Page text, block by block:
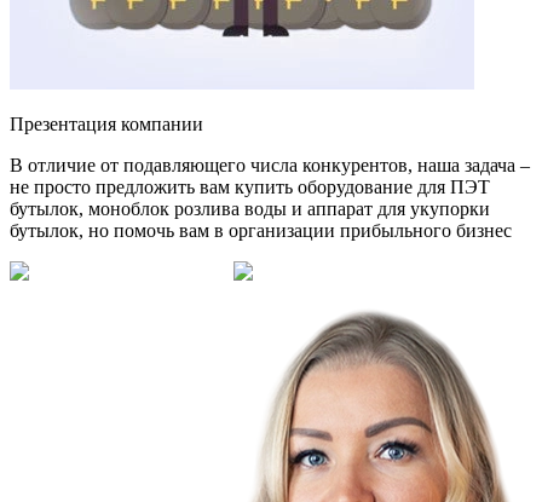
Презентация компании
В отличие от подавляющего числа конкурентов, наша задача –
не просто предложить вам купить оборудование для ПЭТ
бутылок, моноблок розлива воды и аппарат для укупорки
бутылок, но помочь вам в организации прибыльного бизнес